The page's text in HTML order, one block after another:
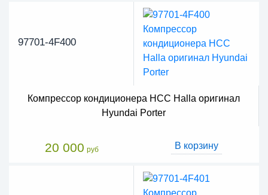
97701-4F400
Компрессор кондиционера HCC Halla оригинал
Hyundai Porter
20 000 руб В корзину